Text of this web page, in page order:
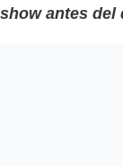
show antes del